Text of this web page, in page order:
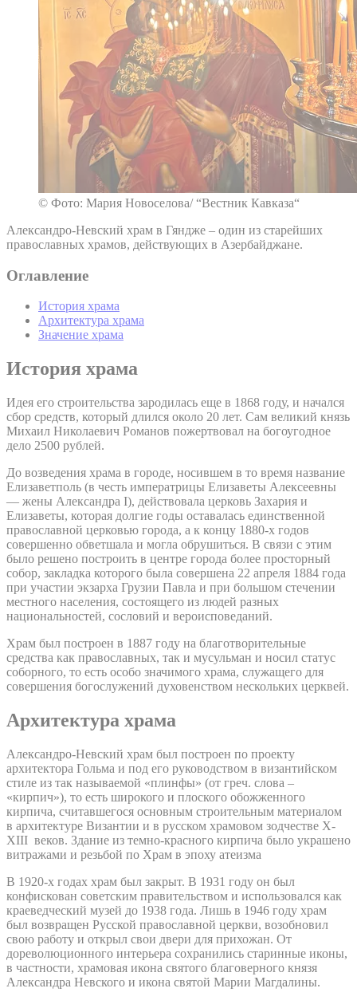
© Фото: Мария Новоселова/ “Вестник Кавказа“
Александро-Невский храм в Гяндже – один из старейших
православных храмов, действующих в Азербайджане.
Оглавление
История храма
Архитектура храма
Значение храма
История храма
Идея его строительства зародилась еще в 1868 году, и начался
сбор средств, который длился около 20 лет. Сам великий князь
Михаил Николаевич Романов пожертвовал на богоугодное
дело 2500 рублей.
До возведения храма в городе, носившем в то время название
Елизаветполь (в честь императрицы Елизаветы Алексеевны
— жены Александра I), действовала церковь Захария и
Елизаветы, которая долгие годы оставалась единственной
православной церковью города, а к концу 1880-х годов
совершенно обветшала и могла обрушиться. В связи с этим
было решено построить в центре города более просторный
собор, закладка которого была совершена 22 апреля 1884 года
при участии экзарха Грузии Павла и при большом стечении
местного населения, состоящего из людей разных
национальностей, сословий и вероисповеданий.
Храм был построен в 1887 году на благотворительные
средства как православных, так и мусульман и носил статус
соборного, то есть особо значимого храма, служащего для
совершения богослужений духовенством нескольких церквей.
Архитектура храма
Александро-Невский храм был построен по проекту
архитектора Гольма и под его руководством в византийском
стиле из так называемой «плинфы» (от греч. слова –
«кирпич»), то есть широкого и плоского обожженного
кирпича, считавшегося основным строительным материалом
в архитектуре Византии и в русском храмовом зодчестве X-
XIII веков. Здание из темно-красного кирпича было украшено
витражами и резьбой по Храм в эпоху атеизма
В 1920-х годах храм был закрыт. В 1931 году он был
конфискован советским правительством и использовался как
краеведческий музей до 1938 года. Лишь в 1946 году храм
был возвращен Русской православной церкви, возобновил
свою работу и открыл свои двери для прихожан. От
дореволюционного интерьера сохранились старинные иконы,
в частности, храмовая икона святого благоверного князя
Александра Невского и икона святой Марии Магдалины.